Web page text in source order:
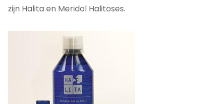
zijn Halita en Meridol Halitoses.